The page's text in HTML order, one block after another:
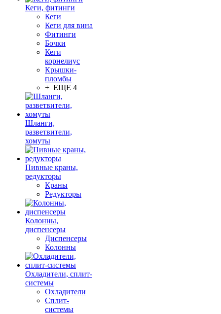
Кеги, фитинги
Кеги
Кеги для вина
Фитинги
Бочки
Кеги
корнелиус
Крышки-
пломбы
+ ЕЩЕ 4
Шланги,
разветвители,
хомуты
Пивные краны,
редукторы
Краны
Редукторы
Колонны,
диспенсеры
Диспенсеры
Колонны
Охладители, сплит-
системы
Охладители
Сплит-
системы